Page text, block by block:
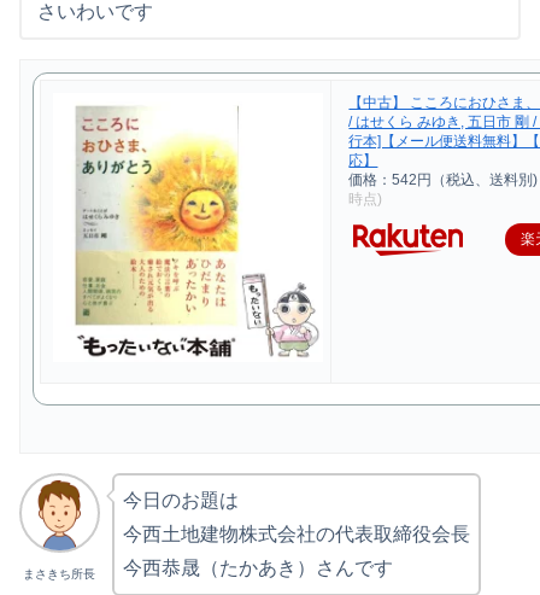
さいわいです
【中古】 こころにおひさま
/ はせくら みゆき, 五日市 剛
行本]【メール便送料無料】
応】
価格：542円（税込、送料別)
時点)
楽
まさきち所長
今日のお題は
今西土地建物株式会社の代表取締役会長
今西恭晟（たかあき）さんです